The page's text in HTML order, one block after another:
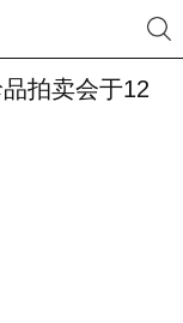
拍卖会于12